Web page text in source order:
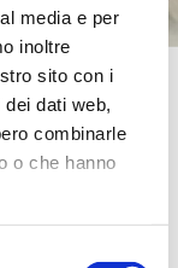
media e per
inoltre
sito con i
dati web,
combinarle
o che hanno
cercando di